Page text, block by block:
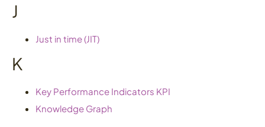
J
Just in time (JIT)
K
Key Performance Indicators KPI
Knowledge Graph